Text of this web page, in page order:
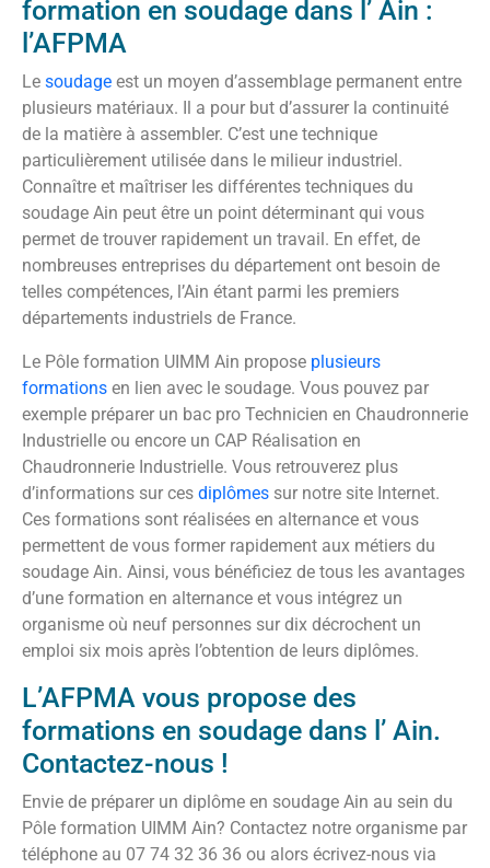
formation en soudage dans l’ Ain :
l’AFPMA
Le soudage est un moyen d’assemblage permanent entre
plusieurs matériaux. Il a pour but d’assurer la continuité
de la matière à assembler. C’est une technique
particulièrement utilisée dans le milieur industriel.
Connaître et maîtriser les différentes techniques du
soudage Ain peut être un point déterminant qui vous
permet de trouver rapidement un travail. En effet, de
nombreuses entreprises du département ont besoin de
telles compétences, l’Ain étant parmi les premiers
départements industriels de France.
Le Pôle formation UIMM Ain propose plusieurs
formations en lien avec le soudage. Vous pouvez par
exemple préparer un bac pro Technicien en Chaudronnerie
Industrielle ou encore un CAP Réalisation en
Chaudronnerie Industrielle. Vous retrouverez plus
d’informations sur ces diplômes sur notre site Internet.
Ces formations sont réalisées en alternance et vous
permettent de vous former rapidement aux métiers du
soudage Ain. Ainsi, vous bénéficiez de tous les avantages
d’une formation en alternance et vous intégrez un
organisme où neuf personnes sur dix décrochent un
emploi six mois après l’obtention de leurs diplômes.
L’AFPMA vous propose des
formations en soudage dans l’ Ain.
Contactez-nous !
Envie de préparer un diplôme en soudage Ain au sein du
Pôle formation UIMM Ain? Contactez notre organisme par
téléphone au 07 74 32 36 36 ou alors écrivez-nous via